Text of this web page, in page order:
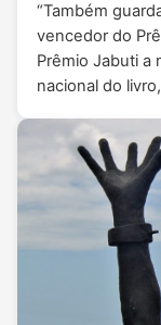
“Também
vencedor do
Prêmio Jabuti a
nacional do